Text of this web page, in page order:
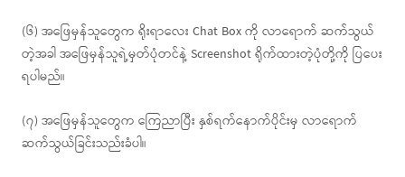
(၆) အဖြေမှန်သူတွေက ရိုးရာလေး Chat Box ကို လာရောက် ဆက်သွယ်
တဲ့အခါ အဖြေမှန်သူရဲ့မှတ်ပုံတင်နဲ့ Screenshot ရိုက်ထားတဲ့ပုံတို့ကို ပြပေး
ရပါမည်။
(၇) အဖြေမှန်သူတွေက ကြေညာပြီး နှစ်ရက်နောက်ပိုင်းမှ လာရောက်
ဆက်သွယ်ခြင်းသည်းခံပါ။